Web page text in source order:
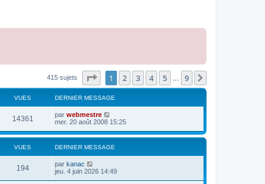
415 sujets Page sur9
1 2 3 4 5 9
VUES DERNIER MESSAGE
14361 par webmestre
mer. 20 août 2008 15:25
VUES DERNIER MESSAGE
194 par kanac
jeu. 4 juin 2026 14:49